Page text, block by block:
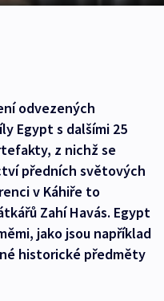
odvezených
Egypt s dalšími 25
z nichž se
předních světových
v Káhiře to
Zahí Havás. Egypt
jako jsou například
historické předměty